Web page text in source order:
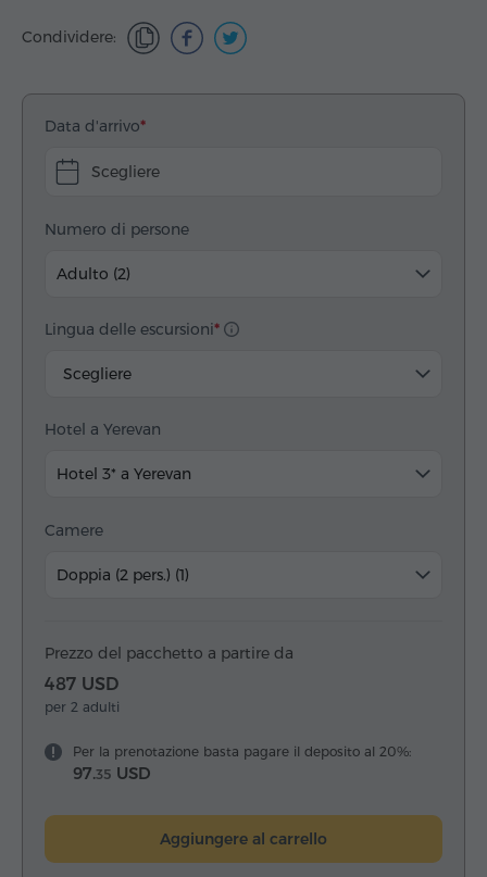
Condividere:
Data d'arrivo
Scegliere
Numero di persone
Adulto (2)
Lingua delle escursioni
Scegliere
Hotel a Yerevan
Hotel 3* a Yerevan
Camere
Doppia (2 pers.) (1)
Prezzo del pacchetto a partire da
487 USD
per 2 adulti
Per la prenotazione basta pagare il deposito al 20%:
97.35 USD
Aggiungere al carrello